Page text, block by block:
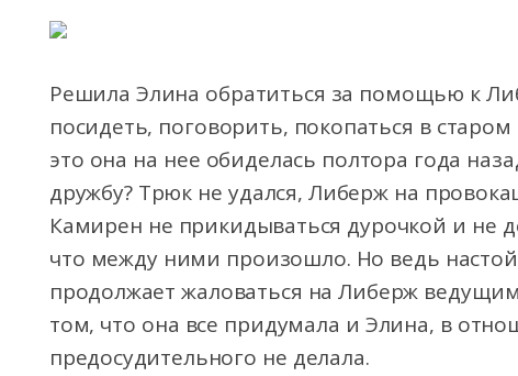
Решила Элина обратиться за помощью к
посидеть, поговорить, покопаться в
это она на нее обиделась полтора года
дружбу? Трюк не удался, Либерж на
Камирен не прикидываться дурочкой и не
что между ними произошло. Но ведь
продолжает жаловаться на Либерж
том, что она все придумала и Элина, в
предосудительного не делала.